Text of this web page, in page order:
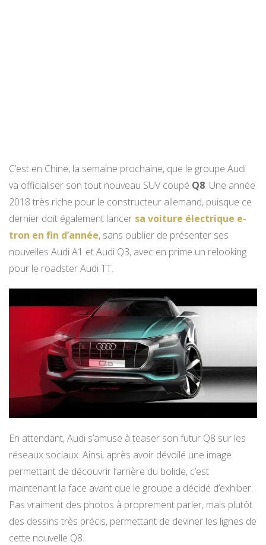
C’est en Chine, la semaine prochaine, que le groupe Audi
va officialiser son tout nouveau SUV coupé Q8. Une année
2018 très riche pour le constructeur allemand, puisque ce
dernier doit également lancer sa voiture électrique e-
tron en fin d’année, sans oublier de présenter ses
nouvelles Audi A1 et Audi Q3, avec en prime un relooking
pour le roadster Audi TT.
En attendant, Audi s’amuse à teaser son futur Q8 sur les
réseaux sociaux. Ainsi, après avoir dévoilé une image
permettant de découvrir l’arrière du bolide, c’est
maintenant la face avant que le groupe a décidé d’exhiber.
Pas vraiment des photos à proprement parler, mais plutôt
des dessins très précis, permettant de deviner les lignes de
cette nouvelle Q8.